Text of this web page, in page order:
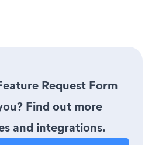
Request Form
Find out more
and integrations.